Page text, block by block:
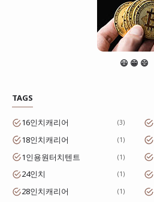
😃 😁 😄
TAGS
16인치캐리어 3
18인치캐리어 1
1인용원터치텐트 1
24인치 1
28인치캐리어 1